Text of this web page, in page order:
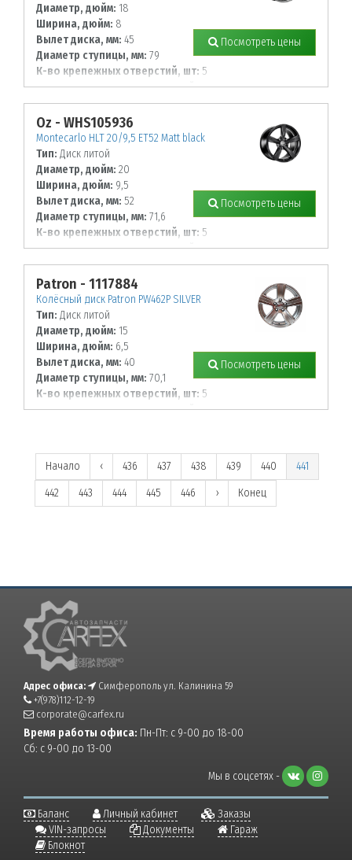
Диаметр, дюйм: 18
Ширина, дюйм: 8
Вылет диска, мм: 45
Диаметр ступицы, мм: 79
К-во крепежных отверстий, шт: 5
Диаметр располож. отверстий, мм:
120
Посмотреть цены
Oz - WHS105936
Montecarlo HLT 20/9,5 ET52 Matt black
Тип: Диск литой
Диаметр, дюйм: 20
Ширина, дюйм: 9,5
Вылет диска, мм: 52
Диаметр ступицы, мм: 71,6
К-во крепежных отверстий, шт: 5
Диаметр располож. отверстий, мм:
130
Посмотреть цены
Patron - 1117884
Колёсный диск Patron PW462P SILVER
Тип: Диск литой
Диаметр, дюйм: 15
Ширина, дюйм: 6,5
Вылет диска, мм: 40
Диаметр ступицы, мм: 70,1
К-во крепежных отверстий, шт: 5
Диаметр располож. отверстий, мм:
Посмотреть цены
Начало ‹ 436 437 438 439 440
441
442
443 444 445 446 › Конец
Адрес офиса:
Симферополь ул. Калинина 59
+7(978)112-12-19
corporate@carfex.ru
Время работы офиса: Пн-Пт: с 9-00 до 18-00
Сб: с 9-00 до 13-00
Мы в соцсетях -
Баланс Личный кабинет
Заказы
VIN-запросы
Документы
Гараж
Блокнот